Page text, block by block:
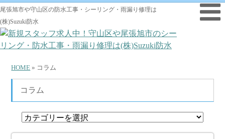
尾張旭市や守山区の防水工事・シーリング・雨漏り修理は
(株)Suzuki防水
HOME » コラム
コラム